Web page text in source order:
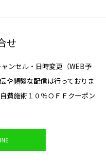
せ
ンセル・日時変更（WEB予
や頻繫な配信は行っておりま
費施術１０％ＯＦＦクーポン